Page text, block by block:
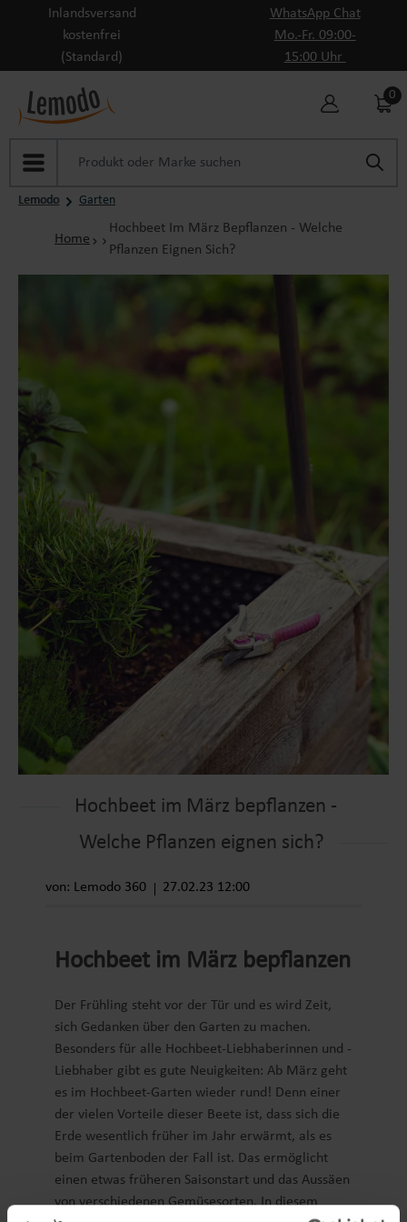
Zum Hauptinhalt springen
Inlandsversand
kostenfrei
(Standard)
WhatsApp Chat
Mo.-Fr. 09:00-
15:00 Uhr
0
Lemodo Garten
Home
Hochbeet Im März Bepflanzen - Welche
Pflanzen Eignen Sich?
Hochbeet im März bepflanzen -
Welche Pflanzen eignen sich?
von: Lemodo 360 27.02.23 12:00
Hochbeet im März bepflanzen
Der Frühling steht vor der Tür und es wird Zeit,
sich Gedanken über den Garten zu machen.
Besonders für alle Hochbeet-Liebhaberinnen und -
Liebhaber gibt es gute Neuigkeiten: Ab März geht
es im Hochbeet-Garten wieder rund! Denn einer
der vielen Vorteile dieser Beete ist, dass sich die
Erde wesentlich früher im Jahr erwärmt, als es
beim Gartenboden der Fall ist. Das ermöglicht
einen etwas früheren Saisonstart und das Aussäen
von verschiedenen Gemüsesorten. In diesem